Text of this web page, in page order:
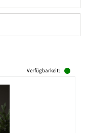
Verfügbarkeit: